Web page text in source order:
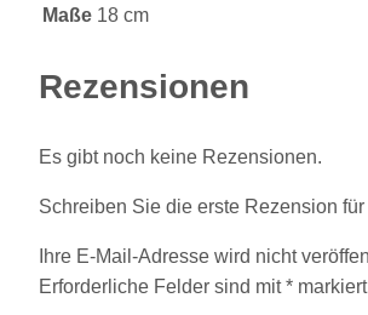
Maße 18 cm
Rezensionen
Es gibt noch keine Rezensionen.
Schreiben Sie die erste Rezension für
Ihre E-Mail-Adresse wird nicht
Erforderliche Felder sind mit* markiert